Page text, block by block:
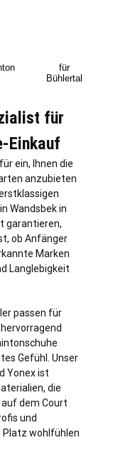
für
Bühlertal
für
Einkauf
ein, Ihnen die
anzubieten
Wandsbek in
garantieren,
ob Anfänger
Marken
Langlebigkeit
passen für
Gefühl. Unser
Yonex ist
die
dem Court
und
Platz wohlfühlen